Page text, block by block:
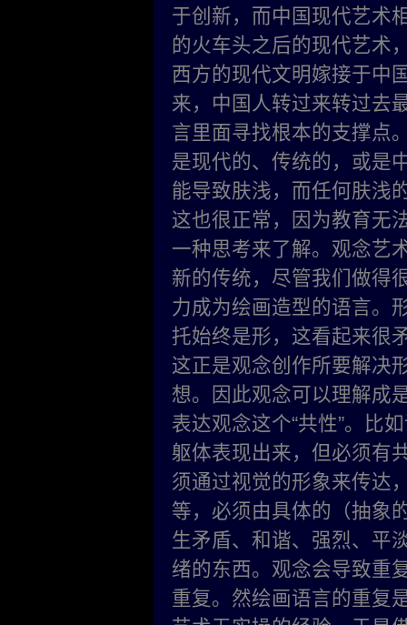
于创新，而中国现代艺术
的火车头之后的现代艺术
西方的现代文明嫁接于中
来，中国人转过来转过去
言里面寻找根本的支撑点
是现代的、传统的，或是
能导致肤浅，而任何肤浅
这也很正常，因为教育无
一种思考来了解。观念艺
新的传统，尽管我们做得
力成为绘画造型的语言。
托始终是形，这看起来很
这正是观念创作所要解决
想。因此观念可以理解成
表达观念这个“共性”。比
躯体表现出来，但必须有
须通过视觉的形象来传达
等，必须由具体的（抽象
生矛盾、和谐、强烈、平
绪的东西。观念会导致重
重复。然绘画语言的重复